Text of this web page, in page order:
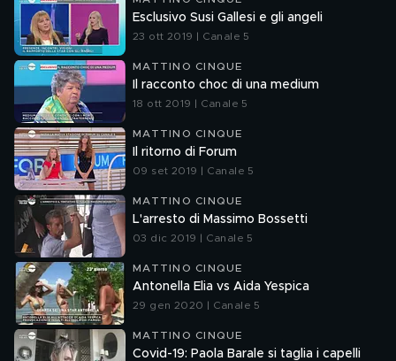
Esclusivo Susi Gallesi e gli angeli
23 ott 2019 | Canale 5
MATTINO CINQUE
Il racconto choc di una medium
18 ott 2019 | Canale 5
MATTINO CINQUE
Il ritorno di Forum
09 set 2019 | Canale 5
MATTINO CINQUE
L'arresto di Massimo Bossetti
03 dic 2019 | Canale 5
MATTINO CINQUE
Antonella Elia vs Aida Yespica
29 gen 2020 | Canale 5
MATTINO CINQUE
Covid-19: Paola Barale si taglia i capelli